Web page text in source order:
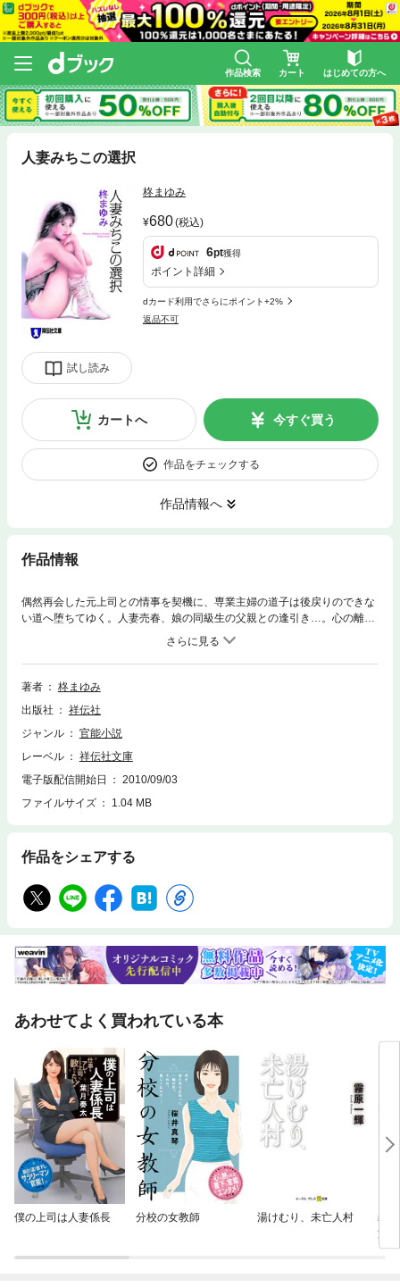
作品検索 カート はじめての方へ
人妻みちこの選択
試し読み
柊まゆみ
680(税込)
6pt獲得
ポイント詳細
dカード利用でさらにポイント+2%
返品不可
カートへ 今すぐ買う
作品をチェックする
作品情報へ
作品情報
偶然再会した元上司との情事を契機に、専業主婦の道子は後戻りのできな
い道へ堕ちてゆく。人妻売春、娘の同級生の父親との逢引き…。心の離れ
た夫にも女の影が？家庭と恋の狭間に揺れる三十代人妻の心理と性を、余
著者
柊まゆみ
出版社
祥伝社
ジャンル
官能小説
レーベル
祥伝社文庫
電子版配信開始日
2010/09/03
ファイルサイズ
1.04 MB
作品をシェアする
あわせてよく買われている本
僕の上司は人妻係長 分校の女教師 湯けむり、未亡人村
義
族